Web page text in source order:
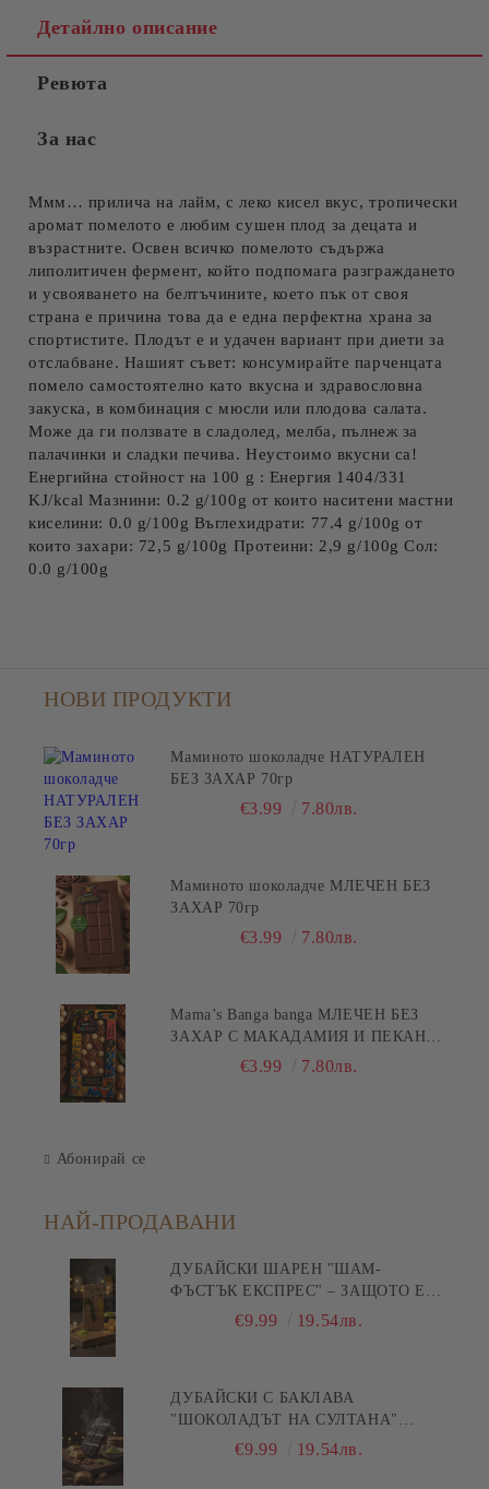
Детайлно описание
Ревюта
За нас
Ммм… прилича на лайм, с леко кисел вкус, тропически
аромат помелото е любим сушен плод за децата и
възрастните. Освен всичко помелото съдържа
липолитичен фермент, който подпомага разграждането
и усвояването на белтъчините, което пък от своя
страна е причина това да е една перфектна храна за
спортистите. Плодът е и удачен вариант при диети за
отслабване. Нашият съвет: консумирайте парченцата
помело самостоятелно като вкусна и здравословна
закуска, в комбинация с мюсли или плодова салата.
Може да ги ползвате в сладолед, мелба, пълнеж за
палачинки и сладки печива. Неустоимо вкусни са!
Енергийна стойност на 100 g : Енергия 1404/331
KJ/kcal Мазнини: 0.2 g/100g от които наситени мастни
киселини: 0.0 g/100g Въглехидрати: 77.4 g/100g от
които захари: 72,5 g/100g Протеини: 2,9 g/100g Сол:
0.0 g/100g
НОВИ ПРОДУКТИ
Маминото шоколадче НАТУРАЛЕН
БЕЗ ЗАХАР 70гр
€3.99 7.80лв.
Маминото шоколадче МЛЕЧЕН БЕЗ
ЗАХАР 70гр
€3.99 7.80лв.
Mama’s Banga banga МЛЕЧЕН БЕЗ
ЗАХАР С МАКАДАМИЯ И ПЕКАН
€3.99 7.80лв.
Абонирай се
НАЙ-ПРОДАВАНИ
ДУБАЙСКИ ШАРЕН "ШАМ-
ФЪСТЪК ЕКСПРЕС" – ЗАЩОТО Е
БЪРЗА ПИСТА КЪМ
€9.99 19.54лв.
ДУБАЙСКИ С БАКЛАВА
"ШОКОЛАДЪТ НА СУЛТАНА"
€9.99 19.54лв.